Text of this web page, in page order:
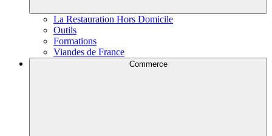
La Restauration Hors Domicile
Outils
Formations
Viandes de France
Commerce